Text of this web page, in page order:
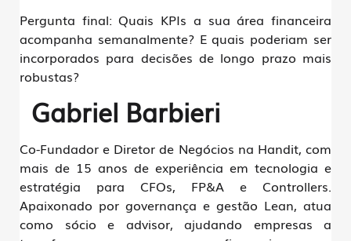
Pergunta final: Quais KPIs a sua área financeira
acompanha semanalmente? E quais poderiam ser
incorporados para decisões de longo prazo mais
robustas?
Gabriel Barbieri
Co-Fundador e Diretor de Negócios na Handit, com
mais de 15 anos de experiência em tecnologia e
estratégia para CFOs, FP&A e Controllers.
Apaixonado por governança e gestão Lean, atua
como sócio e advisor, ajudando empresas a